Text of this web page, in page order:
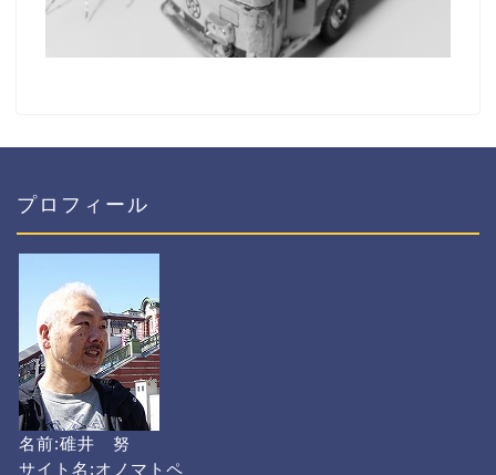
プロフィール
名前:碓井 努
サイト名:オノマトペ